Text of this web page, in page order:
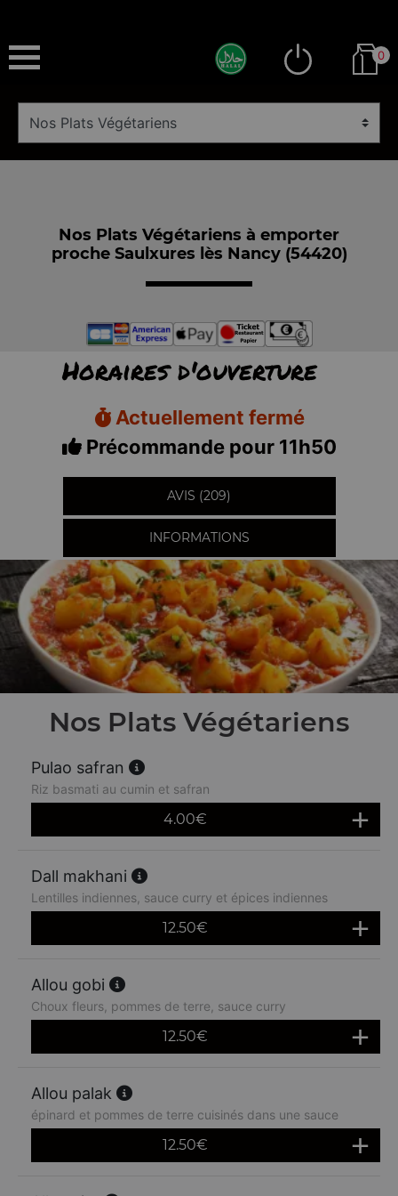
0
Nos Plats Végétariens à emporter
proche Saulxures lès Nancy (54420)
Horaires d'ouverture
Actuellement fermé
Précommande pour 11h50
AVIS (209)
INFORMATIONS
Nos Plats Végétariens
Pulao safran
Riz basmati au cumin et safran
4.00€
Dall makhani
Lentilles indiennes, sauce curry et épices indiennes
12.50€
Allou gobi
Choux fleurs, pommes de terre, sauce curry
12.50€
Allou palak
épinard et pommes de terre cuisinés dans une sauce
12.50€